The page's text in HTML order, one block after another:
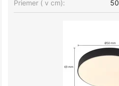
Priemer ( v cm):
50